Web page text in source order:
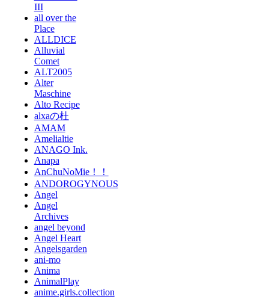
III
all over the
Place
ALLDICE
Alluvial
Comet
ALT2005
Alter
Maschine
Alto Recipe
alxaの杜
AMAM
Amelialtie
ANAGO Ink.
Anapa
AnChuNoMie！！
ANDOROGYNOUS
Angel
Angel
Archives
angel beyond
Angel Heart
Angelsgarden
ani-mo
Anima
AnimalPlay
anime.girls.collection